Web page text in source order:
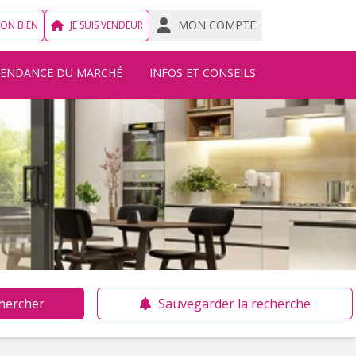
BIEN JE SUIS VENDEUR MON COMPTE
DU MARCHÉ INFOS ET CONSEILS
Sauvegarder la recherche